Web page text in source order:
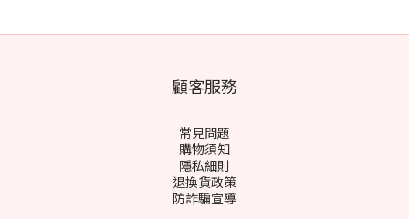
顧客服務
常見問題
購物須知
隱私細則
退換貨政策
防詐騙宣導